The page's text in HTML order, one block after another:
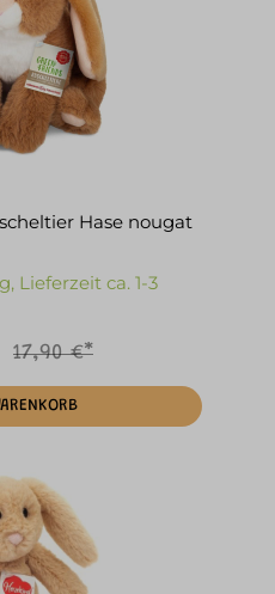
Hase nougat
Lieferzeit ca. 1-3
17,90 €*